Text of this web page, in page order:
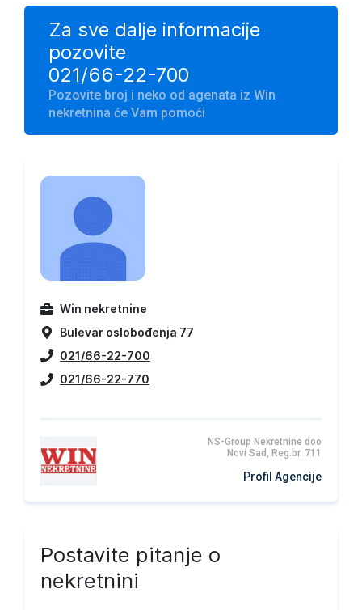
Za sve dalje informacije
pozovite
021/66-22-700
Pozovite broj i neko od agenata iz Win
nekretnina će Vam pomoći
Win nekretnine
Bulevar oslobođenja 77
021/66-22-700
021/66-22-770
NS-Group Nekretnine doo
Novi Sad, Reg.br. 711
Profil Agencije
Postavite pitanje o
nekretnini